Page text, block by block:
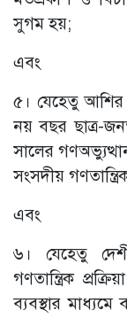
সুগম হয়;
এবং
৫। যেহেতু আশির
নয় বছর ছাত্র-
সালের
সংসদীয়
এবং
৬। যেহেতু
গণতান্ত্রিক
ব্যবস্থার মাধ্যমে